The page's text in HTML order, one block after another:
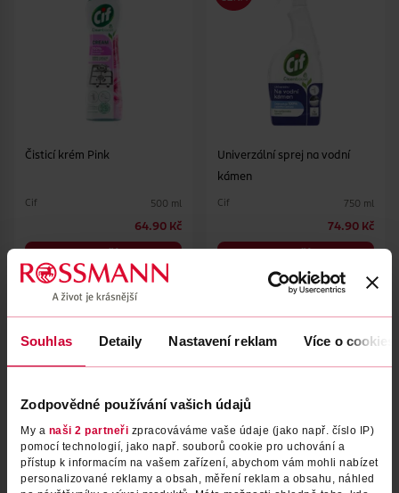
Souhlas Detaily Nastavení reklam Více o cookies
Zodpovědné používání vašich údajů
My a naši 2 partneři zpracováváme vaše údaje (jako např. číslo IP)
pomocí technologií, jako např. souborů cookie pro uchování a
přístup k informacím na vašem zařízení, abychom vám mohli nabízet
personalizované reklamy a obsah, měření reklam a obsahu, náhled
Čisticí krém Pink
Cif 500 ml
64.90 Kč
Obj. č.: 262361
Univerzální sprej na vodní
kámen
Cif 750 ml
74.90 Kč
Obj. č.: 1269215